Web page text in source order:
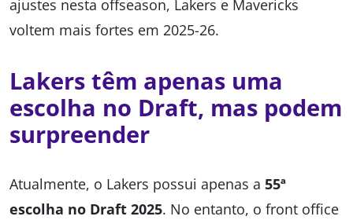
ajustes nesta offseason, Lakers e Mavericks
voltem mais fortes em 2025-26.
Lakers têm apenas uma
escolha no Draft, mas podem
surpreender
Atualmente, o Lakers possui apenas a 55ª
escolha no Draft 2025. No entanto, o front office